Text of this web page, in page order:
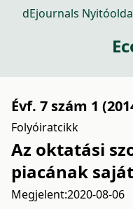
dEjournals
Évf. 7 szám 1
Folyóiratcikk
Az oktatási
piacának
Megjelent:2020-08-06